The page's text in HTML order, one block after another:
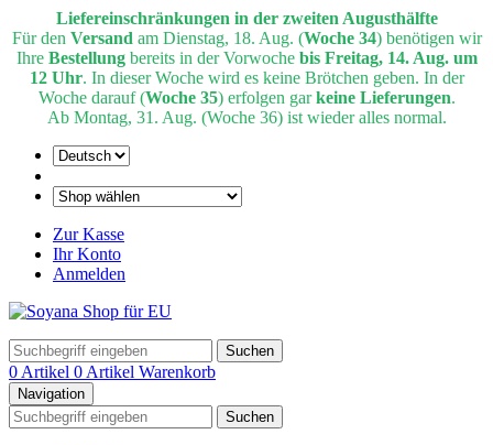
Liefereinschränkungen in der zweiten Augusthälfte
Für den Versand am Dienstag, 18. Aug. (Woche 34) benötigen wir
Ihre Bestellungbereits in der Vorwoche bis Freitag, 14. Aug. um
12 Uhr. In dieser Woche wird es keine Brötchen geben. In der
Woche darauf (Woche 35) erfolgen garkeine Lieferungen.
Ab Montag, 31. Aug. (Woche 36) ist wieder alles normal.
Zur Kasse
Ihr Konto
Anmelden
Suchen
0 Artikel 0 Artikel Warenkorb
Navigation
Suchen